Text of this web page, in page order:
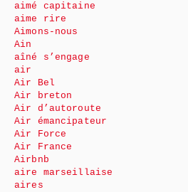
aimé capitaine
aime rire
Aimons-nous
Ain
aîné s’engage
air
Air Bel
Air breton
Air d’autoroute
Air émancipateur
Air Force
Air France
Airbnb
aire marseillaise
aires